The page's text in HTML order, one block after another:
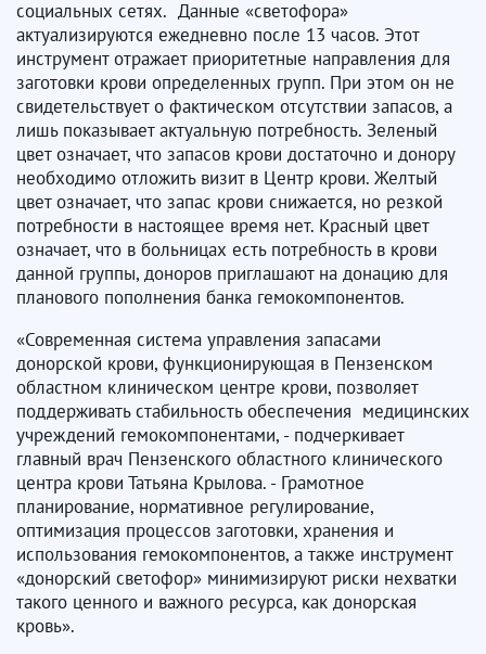
социальных сетях. Данные «светофора»
актуализируются ежедневно после 13 часов. Этот
инструмент отражает приоритетные направления для
заготовки крови определенных групп. При этом он не
свидетельствует о фактическом отсутствии запасов, а
лишь показывает актуальную потребность. Зеленый
цвет означает, что запасов крови достаточно и донору
необходимо отложить визит в Центр крови. Желтый
цвет означает, что запас крови снижается, но резкой
потребности в настоящее время нет. Красный цвет
означает, что в больницах есть потребность в крови
данной группы, доноров приглашают на донацию для
планового пополнения банка гемокомпонентов.
«Современная система управления запасами
донорской крови, функционирующая в Пензенском
областном клиническом центре крови, позволяет
поддерживать стабильность обеспечения медицинских
учреждений гемокомпонентами, - подчеркивает
главный врач Пензенского областного клинического
центра крови Татьяна Крылова. - Грамотное
планирование, нормативное регулирование,
оптимизация процессов заготовки, хранения и
использования гемокомпонентов, а также инструмент
«донорский светофор» минимизируют риски нехватки
такого ценного и важного ресурса, как донорская
кровь».